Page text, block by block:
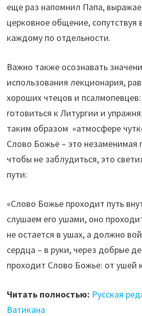
еще раз напомнил Папа,
церковное общение, сопутствуя
каждому по отдельности.
Важно также осознавать
использования лекционария,
хороших чтецов и
готовиться к Литургии и
таким образом «атмосфере
Слово Божье – это незаменимая
чтобы не заблудиться, это
пути:
«Слово Божье проходит путь
слушаем его ушами, оно
не остается в ушах, а должно
сердца – в руки, через добрые
проходит Слово Божье: от ушей
Читать полностью: Русская
Ватикана